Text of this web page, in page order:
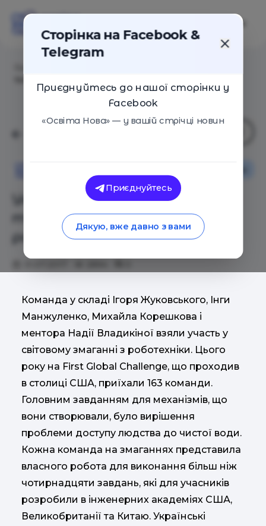
Українські школярі увійшли в
топ-20 найсильніших
робототехніків світу
Команда у складі Ігоря Жуковського, Інги
Манжуленко, Михайла Корешкова і
ментора Надії Владикіної взяли участь у
світовому змаганні з роботехніки. Цього
року на First Global Challenge, що проходив
в столиці США, приїхали 163 команди.
Головним завданням для механізмів, що
вони створювали, було вирішення
проблеми доступу людства до чистої води.
Кожна команда на змаганнях представила
власного робота для виконання більш ніж
чотирнадцяти завдань, які для учасників
розробили в інженерних академіях США,
Великобританії та Китаю. Українські
Сторінка на Facebook &
Telegram
Приєднуйтесь до нашої сторінки у
Facebook
«Освіта Нова» — у вашій стрічці новин
Приєднуйтесь
Дякую, вже давно з вами